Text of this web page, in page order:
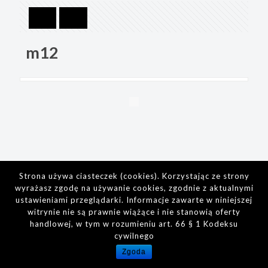
m12
Strona używa ciasteczek (cookies). Korzystając ze strony
wyrażasz zgodę na używanie cookies, zgodnie z aktualnymi
ustawieniami przeglądarki. Informacje zawarte w niniejszej
witrynie nie są prawnie wiążące i nie stanowią oferty
handlowej, w tym w rozumieniu art. 66 § 1 Kodeksu
cywilnego
Zgoda